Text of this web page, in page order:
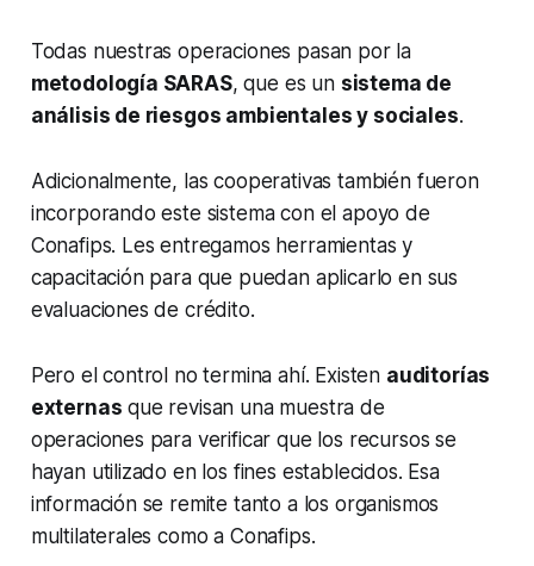
Todas nuestras operaciones pasan por la
metodología SARAS, que es un sistema de
análisis de riesgos ambientales y sociales.
Adicionalmente, las cooperativas también fueron
incorporando este sistema con el apoyo de
Conafips. Les entregamos herramientas y
capacitación para que puedan aplicarlo en sus
evaluaciones de crédito.
Pero el control no termina ahí. Existen auditorías
externas que revisan una muestra de
operaciones para verificar que los recursos se
hayan utilizado en los fines establecidos. Esa
información se remite tanto a los organismos
multilaterales como a Conafips.